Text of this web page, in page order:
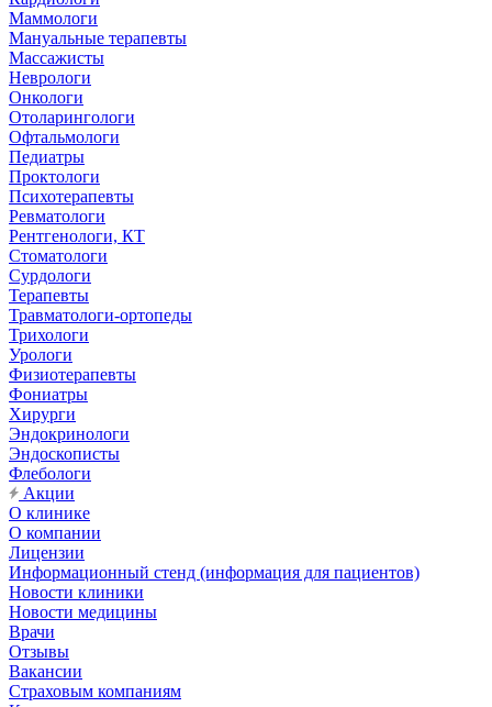
Маммологи
Мануальные терапевты
Массажисты
Неврологи
Онкологи
Отоларингологи
Офтальмологи
Педиатры
Проктологи
Психотерапевты
Ревматологи
Рентгенологи, КТ
Стоматологи
Сурдологи
Терапевты
Травматологи-ортопеды
Трихологи
Урологи
Физиотерапевты
Фониатры
Хирурги
Эндокринологи
Эндоскописты
Флебологи
Акции
О клинике
О компании
Лицензии
Информационный стенд (информация для пациентов)
Новости клиники
Новости медицины
Врачи
Отзывы
Вакансии
Страховым компаниям